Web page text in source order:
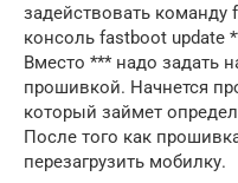
задействовать команду
консоль fastboot update
Вместо *** надо задать
прошивкой. Начнется
который займет
После того как
перезагрузить мобилку.